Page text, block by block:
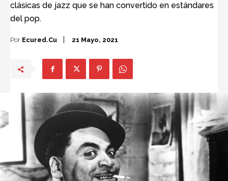
clásicas de jazz que se han convertido en estándares
del pop.
Por Ecured.cu 21 Mayo, 2021